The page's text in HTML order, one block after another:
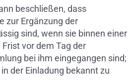
beschließen, dass
zur Ergänzung der
sind, wenn sie binnen einer
vor dem Tag der
bei ihm eingegangen sind;
der Einladung bekannt zu